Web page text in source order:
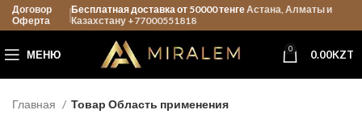
Договор
Оферта
Бесплатная доставка от 50000 тенгеАстана, Алматы и
Казахстану +77000551818
МЕНЮ 0 0.00KZT
Главная
Товар Область применения